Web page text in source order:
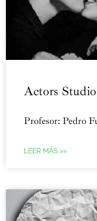
Actors
Profesor: Pedro
LEER MÁS >>